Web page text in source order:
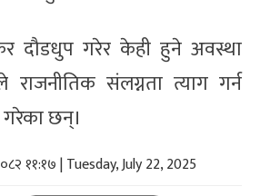
दौडधुप गरेर केही हुने अवस्था
संलग्नता त्याग गर्न
छन्।
११:१७ | Tuesday, July 22, 2025